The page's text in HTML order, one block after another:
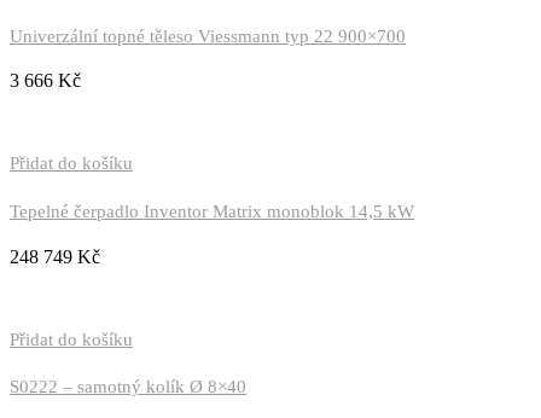
Univerzální topné těleso Viessmann typ 22 900×700
3 666 Kč
Přidat do košíku
Tepelné čerpadlo Inventor Matrix monoblok 14,5 kW
248 749 Kč
Přidat do košíku
S0222 – samotný kolík Ø 8×40